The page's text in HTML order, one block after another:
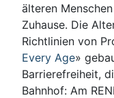
älteren
Zuhause. Die
Richtlinien von
Every Age»
Barrierefreiheit,
Bahnhof: Am